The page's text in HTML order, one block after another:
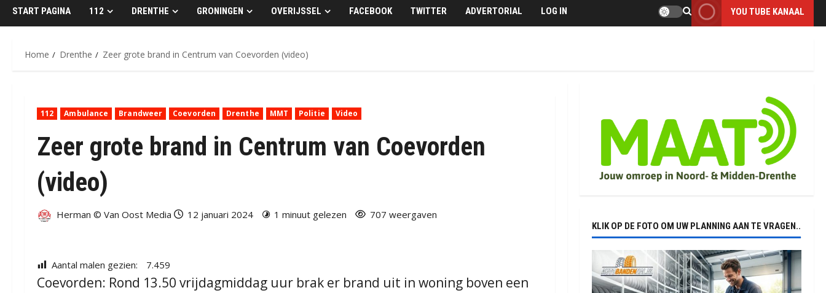
START PAGINA 112 DRENTHE GRONINGEN OVERIJSSEL FACEBOOK TWITTER ADVERTORIAL LOG IN YOU TUBE KANAAL
Home Drenthe Zeer grote brand in Centrum van Coevorden (video)
112 Ambulance Brandweer Coevorden Drenthe MMT Politie Video
Zeer grote brand in Centrum van Coevorden
(video)
Herman © Van Oost Media 12 januari 2024 1 minuut gelezen 707 weergaven
Aantal malen gezien: 7.459
Coevorden: Rond 13.50 vrijdagmiddag uur brak er brand uit in woning boven een
KLIK OP DE FOTO OM UW PLANNING AAN TE VRAGEN..